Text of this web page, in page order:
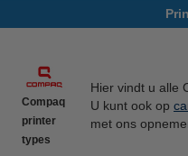
Compaq
printer
types
Hier vindt u alle
U kunt ook op
met ons